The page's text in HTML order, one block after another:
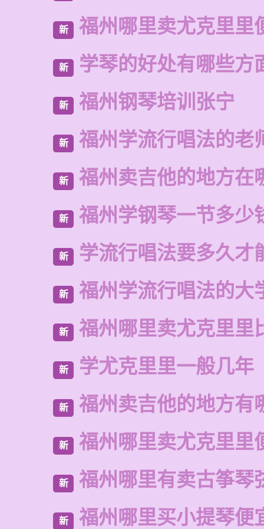
新 福州哪里卖尤克里里
新 学琴的好处有哪些方
新 福州钢琴培训张宁
新 福州学流行唱法的老
新 福州卖吉他的地方在
新 福州学钢琴一节多少
新 学流行唱法要多久才
新 福州学流行唱法的大
新 福州哪里卖尤克里里
新 学尤克里里一般几年
新 福州卖吉他的地方有
新 福州哪里卖尤克里里
新 福州哪里有卖古筝琴
新 福州哪里买小提琴便